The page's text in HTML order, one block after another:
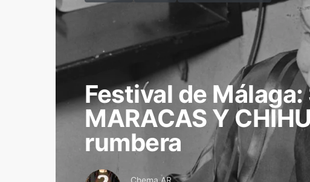
Festival de Málaga:
MARACAS Y
rumbera
Chema AR